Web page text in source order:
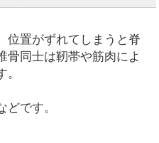
位置がずれてしまうと脊
骨同士は靭帯や筋肉によ
。
どです。